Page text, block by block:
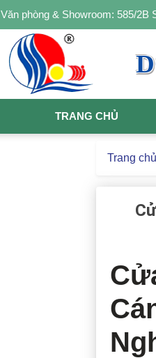
Văn phòng & Showroom: 585/
TRANG CHỦ
Trang chủ